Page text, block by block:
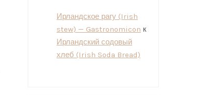
Ирландское рагу (Irish
stew) — Gastronomicon к
Ирландский содовый
хлеб (Irish Soda Bread)